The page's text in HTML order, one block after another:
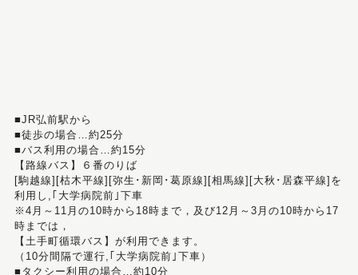
■JR弘前駅から
■徒歩の場合…約25分
■バス利用の場合…約15分
【路線バス】６番のりば
[駒越線][枯木平線][弥生･新岡･葛原線][相馬線][大秋･居森平線]を
利用し,｢大学病院前｣下車
※4月～11月の10時から18時まで，及び12月～3月の10時から17
時までは，
【土手町循環バス】が利用できます。
（10分間隔で運行,｢大学病院前｣下車）
■タクシー利用の場合…約10分